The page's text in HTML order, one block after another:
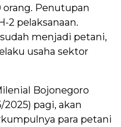
Penutupan
2 pelaksanaan.
menjadi petani,
usaha sektor
Bojonegoro
pagi, akan
para petani